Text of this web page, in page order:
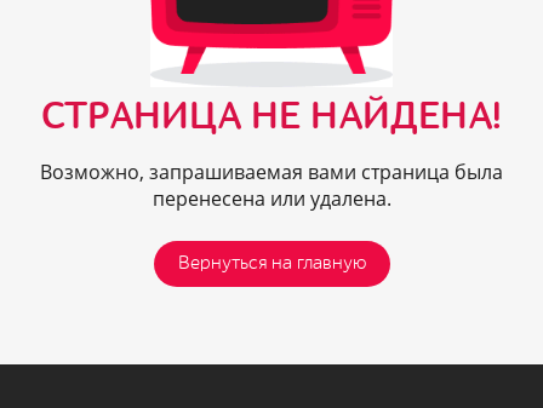
СТРАНИЦА НЕ НАЙДЕНА!
Возможно, запрашиваемая вами страница была
перенесена или удалена.
Вернуться на главную